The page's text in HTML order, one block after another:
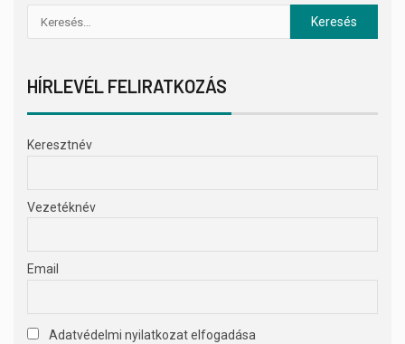
HÍRLEVÉL FELIRATKOZÁS
Keresztnév
Vezetéknév
Email
Adatvédelmi nyilatkozat elfogadása